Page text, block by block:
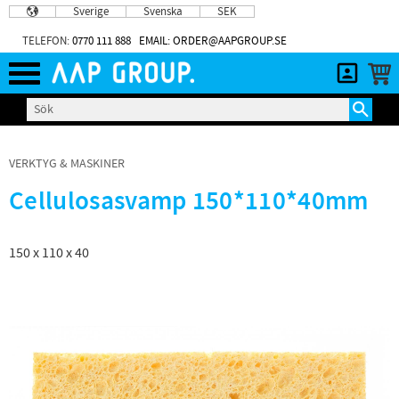
Meny
Sverige Svenska SEK
TELEFON:0770 111 888 EMAIL: ORDER@AAPGROUP.SE
VERKTYG & MASKINER
Cellulosasvamp 150*110*40mm
150 x 110 x 40